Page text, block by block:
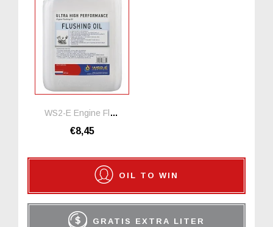
WS2-E Engine Flushing Oil *1 Liter
€8,45
OIL TO WIN
GRATIS EXTRA LITER